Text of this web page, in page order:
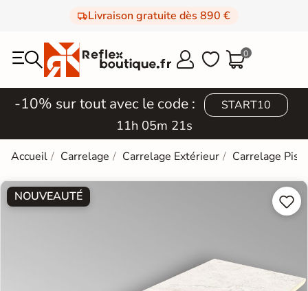
Livraison gratuite dès 890 €
  0
-10% sur tout avec le code : START10
11h 05m 20s
Accueil Carrelage Carrelage Extérieur Carrelage
NOUVEAUTÉ 
